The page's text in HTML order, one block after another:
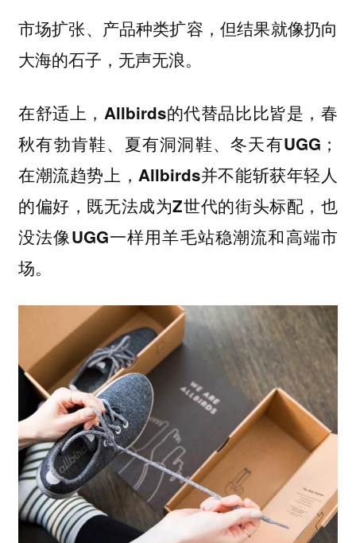
市场扩张、产品种类扩容，但结果就像扔向
大海的石子，无声无浪。
在舒适上，Allbirds的代替品比比皆是，春
秋有勃肯鞋、夏有洞洞鞋、冬天有UGG；
在潮流趋势上，Allbirds并不能斩获年轻人
的偏好，既无法成为Z世代的街头标配，也
没法像UGG一样用羊毛站稳潮流和高端市
场。